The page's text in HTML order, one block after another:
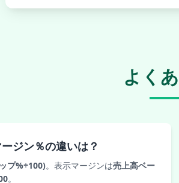
よく
ジン％の違いは？
プ%÷100)。表示マージンは売上高ベー
。